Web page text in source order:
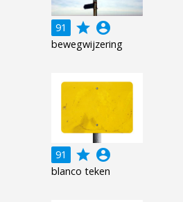
91 grade account_circle
bewegwijzering
91 grade account_circle
blanco teken